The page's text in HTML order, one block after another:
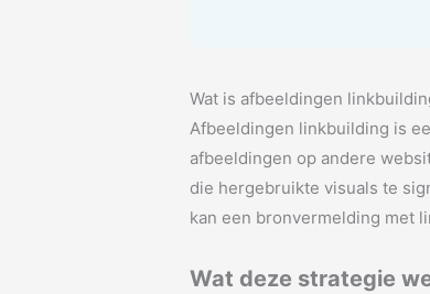
Wat is afbeeldingen
Afbeeldingen linkbuilding is
afbeeldingen op andere
die hergebruikte visuals te
kan een bronvermelding met
Wat deze strategie